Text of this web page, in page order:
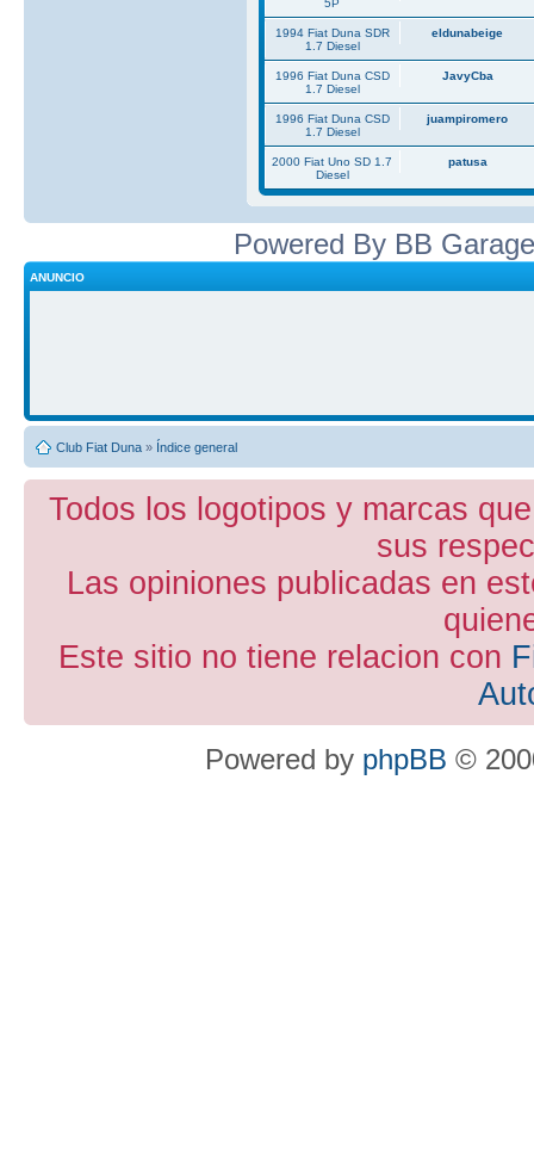
5P
1994 Fiat Duna SDR
1.7 Diesel
eldunabeige
1996 Fiat Duna CSD
1.7 Diesel
JavyCba
1996 Fiat Duna CSD
1.7 Diesel
juampiromero
2000 Fiat Uno SD 1.7
Diesel
patusa
Powered By BB
ANUNCIO
Club Fiat Duna » Índice general
Todos los logotipos y marcas
sus
Las opiniones publicadas en
Este sitio no tiene relacion con
Powered by phpBB ©